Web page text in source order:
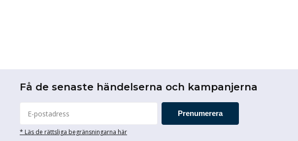
Få de senaste händelserna och kampanjerna
Prenumerera
* Läs de rättsliga begränsningarna här